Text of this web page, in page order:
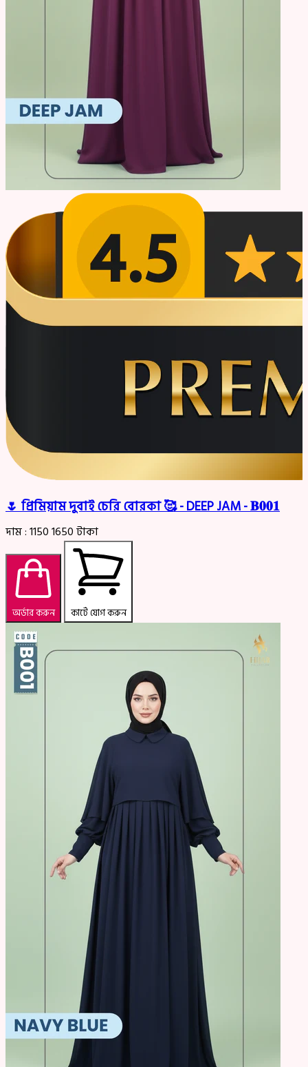
🌷 প্রিমিয়াম দুবাই চেরি বোরকা 🥰 - DEEP JAM - 𝐁𝟎𝟎𝟏
দাম :11501650টাকা
অর্ডার করুন কার্টে যোগ করুন